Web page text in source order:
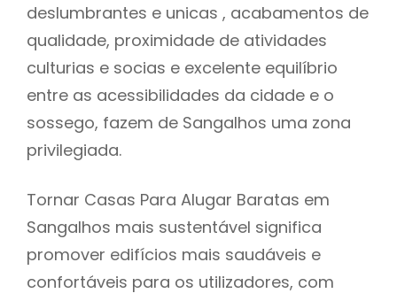
deslumbrantes e unicas , acabamentos de
qualidade, proximidade de atividades
culturias e socias e excelente equilíbrio
entre as acessibilidades da cidade e o
sossego, fazem de Sangalhos uma zona
privilegiada.
Tornar Casas Para Alugar Baratas em
Sangalhos mais sustentável significa
promover edifícios mais saudáveis e
confortáveis para os utilizadores, com